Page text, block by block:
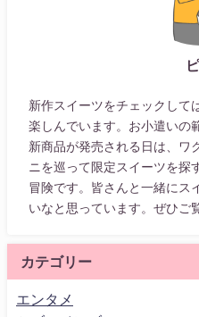
新作スイーツをチェックして
楽しんでいます。お小遣いの
新商品が発売される日は、ワ
ニを巡って限定スイーツを探
冒険です。皆さんと一緒にス
いなと思っています。ぜひご
カテゴリー
エンタメ